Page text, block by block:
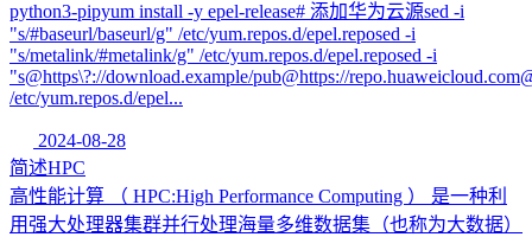
python3-pipyum install -y epel-release# 添加华为云源sed -i
"s/#baseurl/baseurl/g" /etc/yum.repos.d/epel.reposed -i
"s/metalink/#metalink/g" /etc/yum.repos.d/epel.reposed -i
"s@https\?://download.example/pub@https://
/etc/yum.repos.d/epel...
2024-08-28
简述HPC
高性能计算 （ HPC:High Performance Computing ） 是一种利
用强大处理器集群并行处理海量多维数据集（也称为大数据）